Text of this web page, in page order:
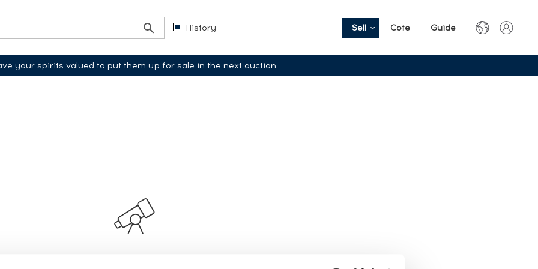
History Sell Cote Guide
your spirits valued to put them up for sale in the next auction.